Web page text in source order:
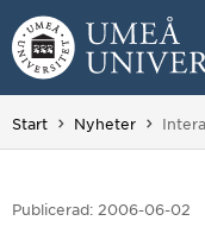
Hoppa direkt till
Huvudmenyn dold.
Start Nyheter Du är
Publicerad: 2006-06-02